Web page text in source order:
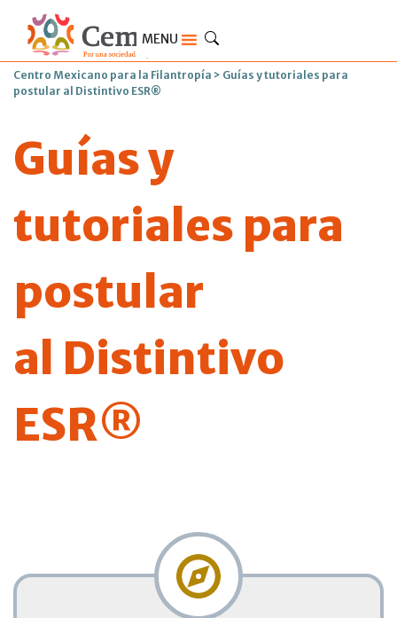
MENU
Centro Mexicano para la Filantropía > Guías y tutoriales para
postular al Distintivo ESR®
Guías y
tutoriales para
postular
al Distintivo
ESR®